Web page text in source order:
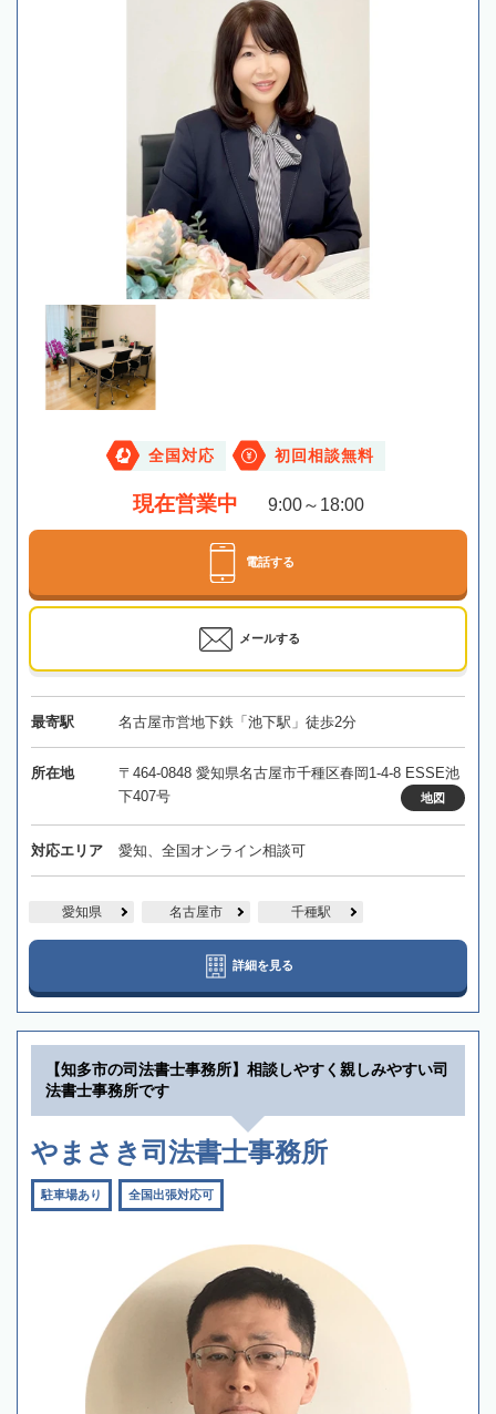
全国対応 初回相談無料
現在営業中 9:00～18:00
電話する
メールする
最寄駅 名古屋市営地下鉄「池下駅」徒歩2分
所在地
〒464-0848 愛知県名古屋市千種区春岡1-4-8 ESSE池
下407号
地図
対応エリア 愛知、全国オンライン相談可
愛知県 名古屋市 千種駅
詳細を見る
【知多市の司法書士事務所】相談しやすく親しみやすい司
法書士事務所です
やまさき司法書士事務所
駐車場あり 全国出張対応可